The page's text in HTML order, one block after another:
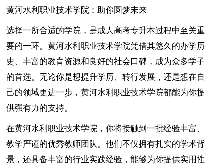
黄河水利职业技术学院：助你圆梦未来
选择一所合适的学院，是成人高考专升本过程中至关重
要的一环。黄河水利职业技术学院凭借其悠久的办学历
史、丰富的教育资源和良好的社会口碑，成为众多学子
的首选。无论你是想提升学历、转行发展，还是想在自
己的领域更进一步，黄河水利职业技术学院都能为你提
供强有力的支持。
在黄河水利职业技术学院，你将接触到一批经验丰富、
教学严谨的优秀教师团队。他们不仅拥有扎实的学术背
景，还具备丰富的行业实践经验，能够为你提供实用性